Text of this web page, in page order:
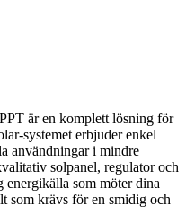
är en komplett lösning för
systemet erbjuder enkel
användningar i mindre
solpanel, regulator och
som möter dina
som krävs för en smidig och